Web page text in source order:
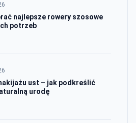
najlepsze rowery szosowe
potrzeb
ust – jak podkreślić
urodę